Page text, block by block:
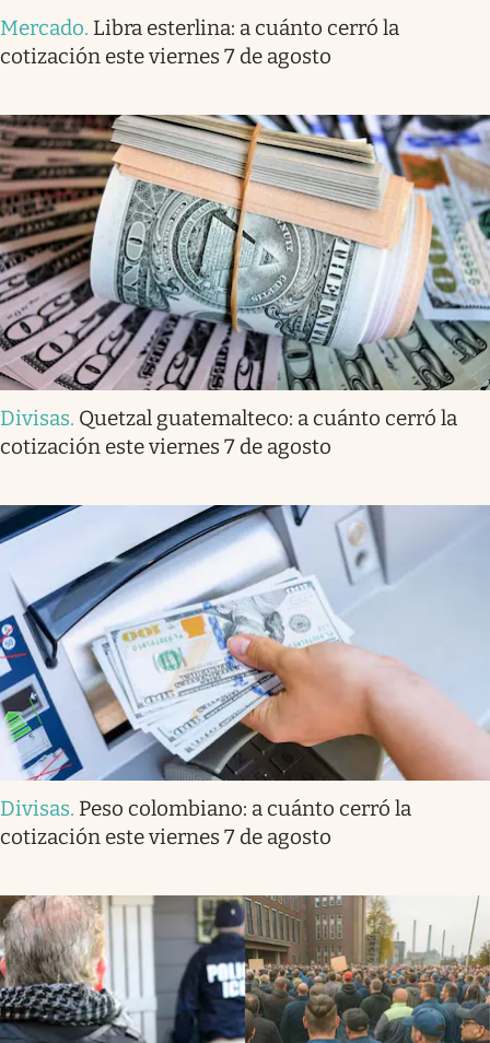
Mercado. Libra esterlina: a cuánto cerró la
cotización este viernes 7 de agosto
Divisas. Quetzal guatemalteco: a cuánto cerró la
cotización este viernes 7 de agosto
Divisas. Peso colombiano: a cuánto cerró la
cotización este viernes 7 de agosto